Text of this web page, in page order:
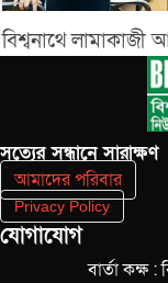
বিশ্বনাথে
সত‌্যের সন্ধানে সারাক্ষণ
আমাদের পরিবার
Privacy Policy
যোগাযোগ
বার্তা কক্ষ :